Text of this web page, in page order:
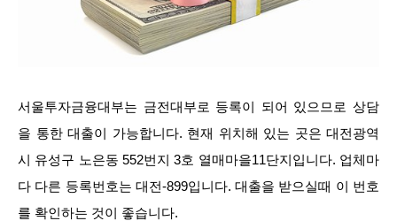
서울투자금융대부는 금전대부로 등록이 되어 있으므로 상담
을 통한 대출이 가능합니다. 현재 위치해 있는 곳은 대전광역
시 유성구 노은동 552번지 3호 열매마을11단지입니다. 업체마
다 다른 등록번호는 대전-899입니다. 대출을 받으실때 이 번호
를 확인하는 것이 좋습니다.